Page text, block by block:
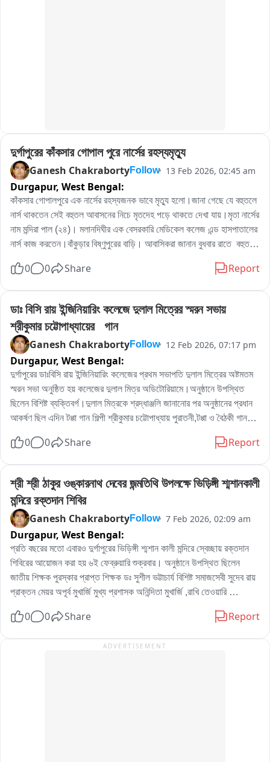
দুর্গাপুরের কাঁকসার গোপাল পুরে নার্সের রহস্যমৃত্যু
Ganesh ChakrabortyFollow 13 Feb 2026, 02:45 am
Durgapur, West Bengal:
কাঁকসার গোপালপুরে এক নার্সের রহস্যজনক ভাবে মৃত্যু হলো।জানা গেছে যে বহুতলে
নার্স থাকতেন সেই বহুতল আবাসনের নিচে মৃতদেহ পড়ে থাকতে দেখা যায়।মৃতা নার্সের
নাম মন্দিরা পাল (২৪)। মলানদিঘীর এক বেসরকারি মেডিকেল কলেজ এন্ড হাসপাতালের
নার্স কাজ করতেন।বাঁকুড়ার বিষ্ণুপুরের বাড়ি। আবাসিকরা জানান বুধবার রাতে  বহুতল
পিছনে অন্যরহস্য রয়েছে পুলিশ গোটা ঘটনার তদন্ত শুরু করেছে।মৃতদেহ উদ্ধার
0 0 Share Report
ডাঃ বিসি রায় ইন্জিনিয়ারিং কলেজে দুলাল মিত্রের স্মরন সভায়
শ্রীকুমার চট্টোপাধ্যায়ের   গান
Ganesh ChakrabortyFollow 12 Feb 2026, 07:17 pm
Durgapur, West Bengal:
দুর্গাপুরের ডাঃবিসি রায় ইন্জিনিয়ারিং কলেজের প্রথম সভাপতি দুলাল মিত্রের অষ্টমতম
স্মরন সভা অনুষ্ঠিত হয় কলেজের দুলাল মিত্র অডিটোরিয়ামে।অনুষ্ঠানে উপস্থিত
ছিলেন বিশিষ্ট ব্যক্তিবর্গ।দুলাল মিত্রকে শ্রদ্ধাঞ্জলি জানানোর পর অনুষ্ঠানের প্রধান
আকর্ষণ ছিল এদিন টপ্পা গান শিল্পী শ্রীকুমার চট্টোপাধ্যায় পুরাতনী,টপ্পা ও বৈঠকী গান।
রাখেন।সেই সঙ্গে শ্রীকুমার চট্টোপাধ্যায়ের পুত্র ঋষিকুমার চট্টোপাধ্যায়ের তবলার বোল
0 0 Share Report
শ্রী শ্রী ঠাকুর ওঙ্কারনাথ দেবের জন্মতিথি উপলক্ষে ভিড়িঙ্গী শ্মশানকালী
মন্দিরে রক্তদান শিবির
Ganesh ChakrabortyFollow 7 Feb 2026, 02:09 am
Durgapur, West Bengal:
প্রতি বছরের মতো এবারও দুর্গাপুরের ভিড়িঙ্গী শ্মশান কালী মন্দিরে স্বেচ্ছায় রক্তদান
শিবিরের আয়োজন করা হয় ৬ই ফেব্রুয়ারি শুক্রবার। অনুষ্ঠানে উপস্থিত ছিলেন
জাতীয় শিক্ষক পুরস্কার প্রাপ্ত শিক্ষক ডঃ সুশীল ভট্টাচার্য বিশিষ্ট সমাজসেবী সুদেব রায়
প্রাক্তন মেয়র অপূর্ব মুখার্জি মুখ্য প্রশাসক অনিন্দিতা মুখার্জি ,রাখি তেওয়ারি
হাসপাতালের ব্লাড ব্যাংক সহযোগিতায় এই সুন্দর অনুষ্ঠান টি সুষ্ঠু ভাবে সম্পন্ন হয়।
0 0 Share Report
ADVERTISEMENT